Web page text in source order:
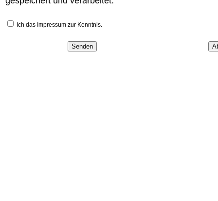
Ich das Impressum zur Kenntnis.